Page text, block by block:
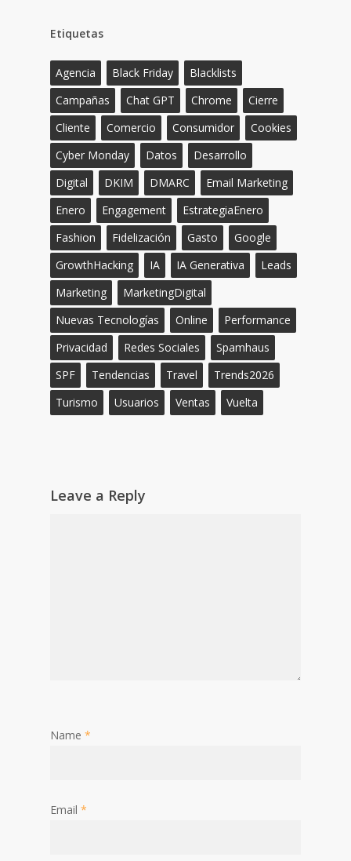
Etiquetas
Agencia Black Friday
Blacklists
Campañas
Chat GPT Chrome
Cierre
Cliente
Comercio Consumidor
Cookies
Cyber Monday
Datos
Desarrollo
Digital
DKIM DMARC
Email Marketing
Enero
Engagement
EstrategiaEnero
Fashion
Fidelización Gasto
Google
GrowthHacking
IA IA Generativa
Leads
Marketing
MarketingDigital
Nuevas Tecnologías
Online
Performance
Privacidad
Redes Sociales
Spamhaus
SPF
Tendencias Travel
Trends2026
Turismo
Usuarios Ventas Vuelta
Leave a Reply
Name *
Email *